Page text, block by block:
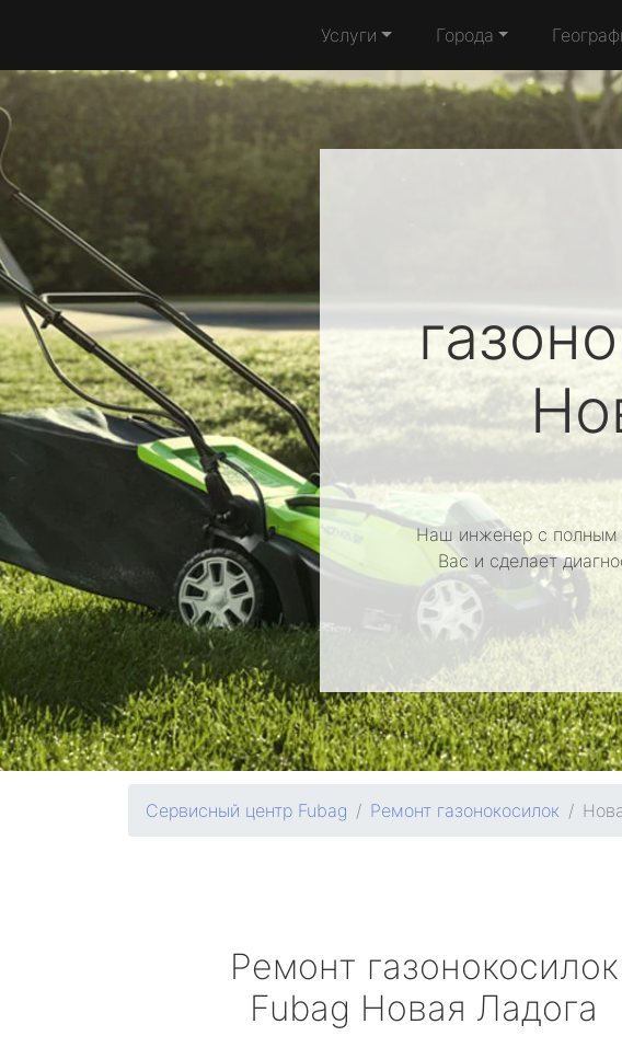
Услуги Города
Наш инженер с полным
Вас и сделает
Сервисный центр Fubag Ремонт газонокосилок
Ремонт газонокосилок
Fubag Новая Ладога